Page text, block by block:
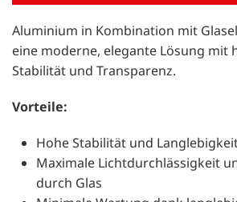
Aluminium in Kombination mit
eine moderne, elegante Lösung mit
Stabilität und Transparenz.
Vorteile:
Hohe Stabilität und
Maximale Lichtdurchlässigkeit
durch Glas